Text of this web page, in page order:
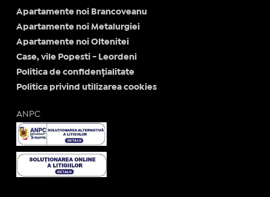
Apartamente noi Brancoveanu
Apartamente noi Metalurgiei
Apartamente noi Oltenitei
Case, vile Popesti - Leordeni
Politica de confidențialitate
Politica privind utilizarea cookies
ANPC